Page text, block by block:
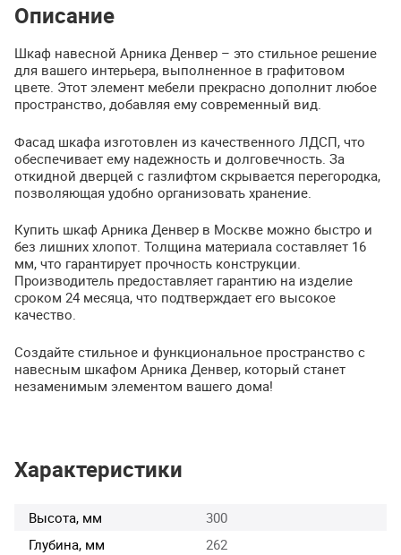
Описание
Шкаф навесной Арника Денвер – это стильное решение
для вашего интерьера, выполненное в графитовом
цвете. Этот элемент мебели прекрасно дополнит любое
пространство, добавляя ему современный вид.
Фасад шкафа изготовлен из качественного ЛДСП, что
обеспечивает ему надежность и долговечность. За
откидной дверцей с газлифтом скрывается перегородка,
позволяющая удобно организовать хранение.
Купить шкаф Арника Денвер в Москве можно быстро и
без лишних хлопот. Толщина материала составляет 16
мм, что гарантирует прочность конструкции.
Производитель предоставляет гарантию на изделие
сроком 24 месяца, что подтверждает его высокое
качество.
Создайте стильное и функциональное пространство с
навесным шкафом Арника Денвер, который станет
незаменимым элементом вашего дома!
Характеристики
Высота, мм
300
Глубина, мм
262